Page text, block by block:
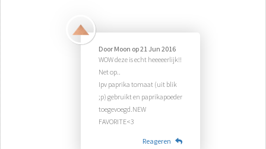
Door Moon op21 Jun 2016
WOW deze is echt heeeeerlijk!!
Net op..
Ipv paprika tomaat (uit blik
;p) gebruikt en paprikapoeder
toegevoegd.NEW
FAVORITE<3
Reageren